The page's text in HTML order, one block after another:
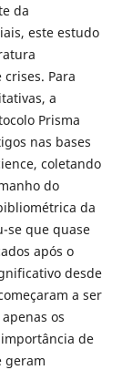
da
este estudo
Para
a
Prisma
nas bases
coletando
do
da
se que quase
após o
desde
a ser
os
de
geram